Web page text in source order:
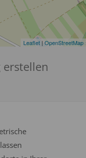
Leaflet | OpenStreetMap
erstellen